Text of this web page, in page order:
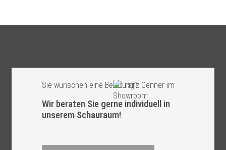
Sie wünschen eine Beratung?
Wir beraten Sie gerne individuell in
unserem Schauraum!